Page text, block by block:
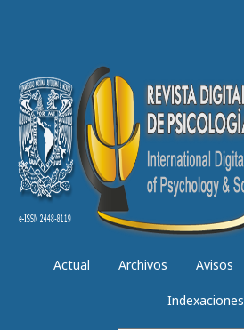
Actual Archivos Avisos
Indexaciones